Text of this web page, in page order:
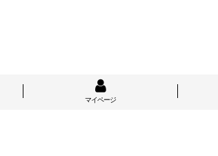
マイページ